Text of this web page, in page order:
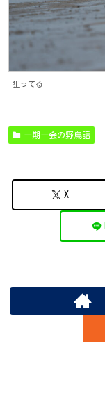
狙ってる
一期一会の野鳥話
X